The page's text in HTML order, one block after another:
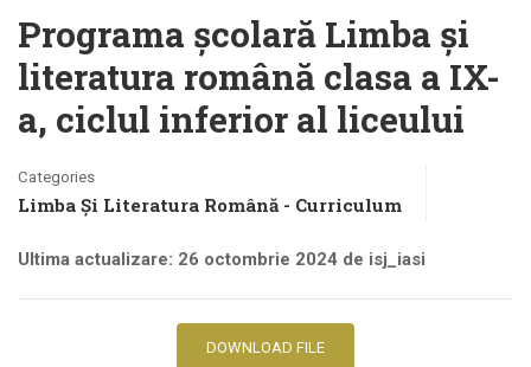
Programa şcolară Limba şi
literatura română clasa a IX-
a, ciclul inferior al liceului
Categories
Limba Și Literatura Română - Curriculum
Ultima actualizare: 26 octombrie 2024 de isj_iasi
DOWNLOAD FILE